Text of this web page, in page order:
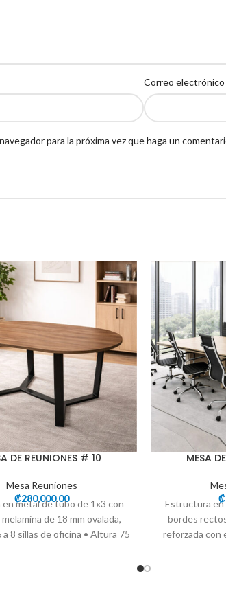
Correo electrónico
para la próxima vez que haga un
DE REUNIONES # 10
Mesa Reuniones
₡280,000.00
metal de tubo de 1x3 con
de 18 mm ovalada,
a 8 sillas de oficina • Altura 75
MESA
₡
Estructura en
bordes
reforzada con